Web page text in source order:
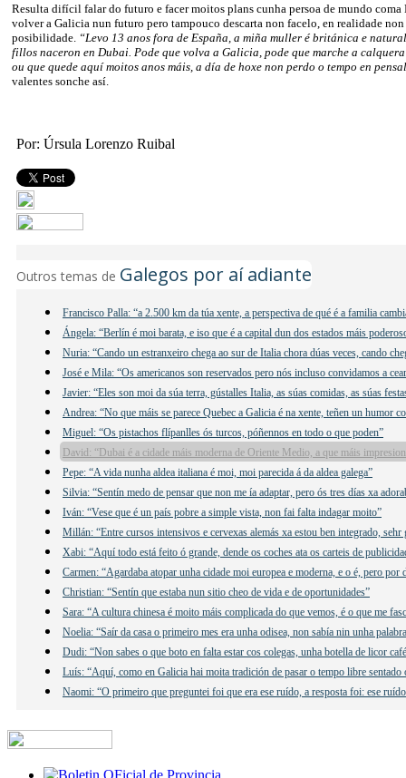
Resulta difícil falar do futuro e facer moitos plans cunha persoa de mundo coma
volver a Galicia nun futuro pero tampouco descarta non facelo, en realidade
posibilidade. “Levo 13 anos fora de España, a miña muller é británica e
fillos naceron en Dubai. Pode que volva a Galicia, pode que marche a
ou que quede aquí moitos anos máis, a día de hoxe non perdo o tempo en
valentes sonche así.
Por: Úrsula Lorenzo Ruibal
Outros temas de Galegos por aí adiante
Francisco Palla: “a 2.500 km da túa xente, a perspectiva de qué é a familia
Ángela: “Berlín é moi barata, e iso que é a capital dun dos estados máis
Nuria: “Cando un estranxeiro chega ao sur de Italia chora dúas veces, cando
José e Mila: “Os americanos son reservados pero nós incluso convidamos a
Javier: “Eles son moi da súa terra, gústalles Italia, as súas comidas, as súas
Andrea: “No que máis se parece Quebec a Galicia é na xente, teñen un humor
Miguel: “Os pistachos flípanlles ós turcos, póñennos en todo o que poden”
David: “Dubai é a cidade máis moderna de Oriente Medio, a que máis
Pepe: “A vida nunha aldea italiana é moi, moi parecida á da aldea galega”
Silvia: “Sentín medo de pensar que non me ía adaptar, pero ós tres días xa
Iván: “Vese que é un país pobre a simple vista, non fai falta indagar moito”
Millán: “Entre cursos intensivos e cervexas alemás xa estou ben integrado, sehr
Xabi: “Aquí todo está feito ó grande, dende os coches ata os carteis de
Carmen: “Agardaba atopar unha cidade moi europea e moderna, e o é, pero por
Christian: “Sentín que estaba nun sitio cheo de vida e de oportunidades”
Sara: “A cultura chinesa é moito máis complicada do que vemos, é o que me
Noelia: “Saír da casa o primeiro mes era unha odisea, non sabía nin unha
Dudi: “Non sabes o que boto en falta estar cos colegas, unha botella de licor
Luís: “Aquí, como en Galicia hai moita tradición de pasar o tempo libre sentado
Naomi: “O primeiro que preguntei foi que era ese ruído, a resposta foi: ese